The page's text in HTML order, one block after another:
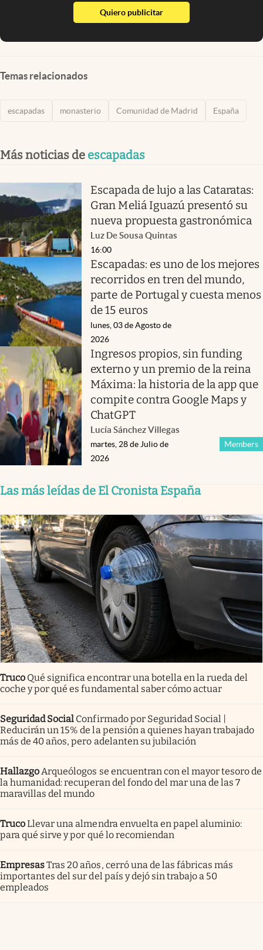
Quiero publicitarabre en nueva pestaña
Temas relacionados
escapadas monasterio Comunidad de Madrid España
Más noticias de escapadas
Escapada de lujo a las Cataratas:
Gran Meliá Iguazú presentó su
nueva propuesta gastronómica
Luz De Sousa Quintas
16:00
Escapadas: es uno de los mejores
recorridos en tren del mundo,
parte de Portugal y cuesta menos
de 15 euros
lunes, 03 de Agosto de
2026
Ingresos propios, sin funding
externo y un premio de la reina
Máxima: la historia de la app que
compite contra Google Maps y
ChatGPT
Lucía Sánchez Villegas
Members
martes, 28 de Julio de
2026
Las más leídas de El Cronista España
Truco Qué significa encontrar una botella en la rueda del
coche y por qué es fundamental saber cómo actuar
Seguridad Social Confirmado por Seguridad Social |
Reducirán un 15% de la pensión a quienes hayan trabajado
más de 40 años, pero adelanten su jubilación
Hallazgo Arqueólogos se encuentran con el mayor tesoro de
la humanidad: recuperan del fondo del mar una de las 7
maravillas del mundo
TrucoLlevar una almendra envuelta en papel aluminio:
para qué sirve y por qué lo recomiendan
EmpresasTras 20 años, cerró una de las fábricas más
importantes del sur del país y dejó sin trabajo a 50
empleados